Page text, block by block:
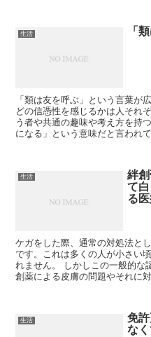
生活 「
「類は友を呼ぶ」という言葉が
どの信憑性を感じるかは人それ
う者や共通の趣味や考え方を持
になる」という意味だと言われ
生活
絆
て
る
ケガをした際、通常の対処法と
です。これは多くの人が小さい
れません。 しかしこの一般的な
創薬による皮膚の問題やそれに
生活
免
な